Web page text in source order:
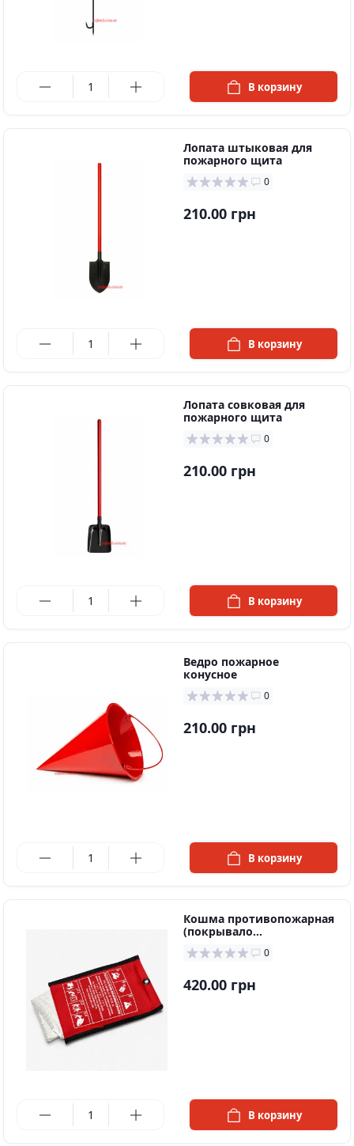
В корзину
Лопата штыковая для
пожарного щита
0
210.00 грн
В корзину
Лопата совковая для
пожарного щита
0
210.00 грн
В корзину
Ведро пожарное
конусное
0
210.00 грн
В корзину
Кошма противопожарная
(покрывало
противопожарное)
0
420.00 грн
В корзину